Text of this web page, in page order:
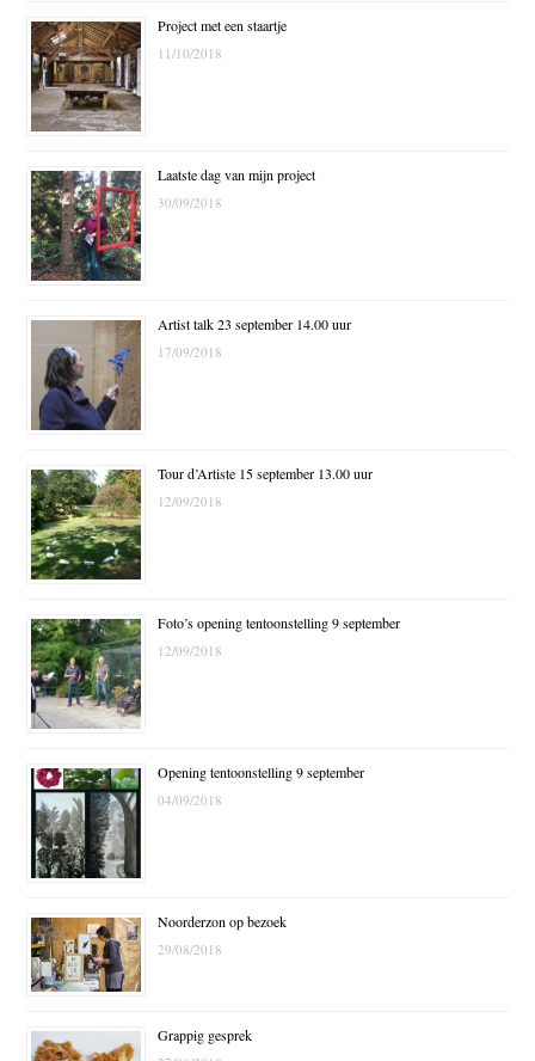
Project met een staartje
11/10/2018
Laatste dag van mijn project
30/09/2018
Artist talk 23 september 14.00 uur
17/09/2018
Tour d’Artiste 15 september 13.00 uur
12/09/2018
Foto’s opening tentoonstelling 9 september
12/09/2018
Opening tentoonstelling 9 september
04/09/2018
Noorderzon op bezoek
29/08/2018
Grappig gesprek